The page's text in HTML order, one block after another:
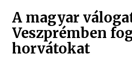
A magyar
Veszprémben
horvátokat